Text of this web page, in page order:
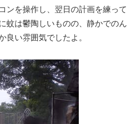
ンを操作し、翌日の計画を練って
蚊は鬱陶しいものの、静かでのん
良い雰囲気でしたよ。